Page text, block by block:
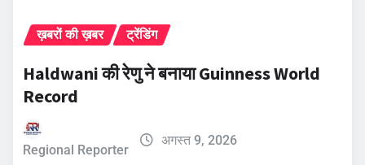
ख़बरों की ख़बर ट्रेंडिंग
Haldwani की रेणु ने बनाया Guinness World
Record
Regional Reporter
अगस्त 9, 2026